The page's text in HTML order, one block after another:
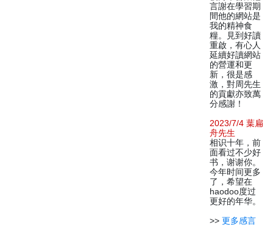
言謝在學習期
間他的網站是
我的精神食
糧。見到好讀
重啟，有心人
延續好讀網站
的營運和更
新，很是感
激，對周先生
的貢獻亦致萬
分感謝！
2023/7/4 葉扁
舟先生
相识十年，前
面看过不少好
书，谢谢你。
今年时间更多
了，希望在
haodoo度过
更好的年华。
>> 更多感言